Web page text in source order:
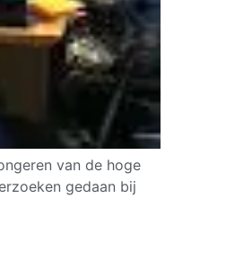
van de hoge
gedaan bij